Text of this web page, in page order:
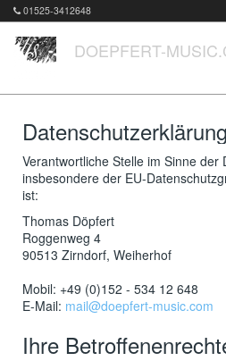
01525-3412648
DOEPFERT-
Datenschutzerklärung
Verantwortliche Stelle im Sinne der
insbesondere der EU-
ist:
Thomas Döpfert
Roggenweg 4
90513 Zirndorf, Weiherhof
Mobil: +49 (0)152 - 534 12 648
E-Mail: mail@doepfert-music.com
Ihre